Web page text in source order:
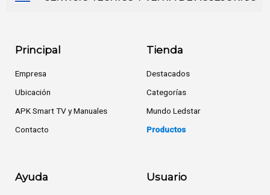
Principal
Empresa
Ubicación
APK Smart TV y Manuales
Contacto
Tienda
Destacados
Categorías
Mundo Ledstar
Productos
Ayuda Usuario